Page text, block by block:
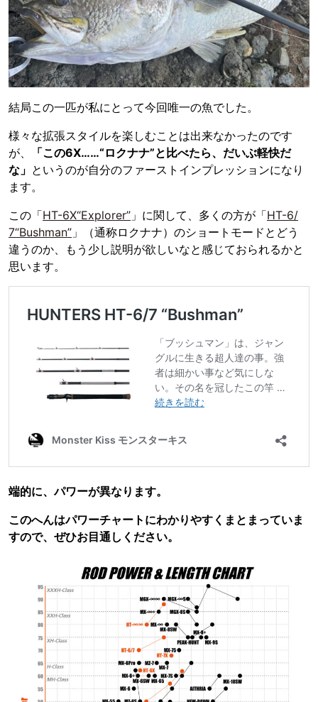
結局この一匹が私にとって今回唯一の魚でした。
様々な拡張スタイルを楽しむことは出来なかったのです
が、
「この6X……“ロクナナ”と比べたら、だいぶ軽快だ
な」 というのが自分のファーストインプレッションになり
ます。
この「HT-6X“Explorer” 」に関して、多くの方が「HT-6/
7“Bushman” 」（通称ロクナナ）のショートモードとどう
違うのか、もう少し説明が欲しいなと感じておられるかと
思います。
端的に、パワーが異なります。
このへんはパワーチャートにわかりやすくまとまっていま
すので、ぜひお目通しください。